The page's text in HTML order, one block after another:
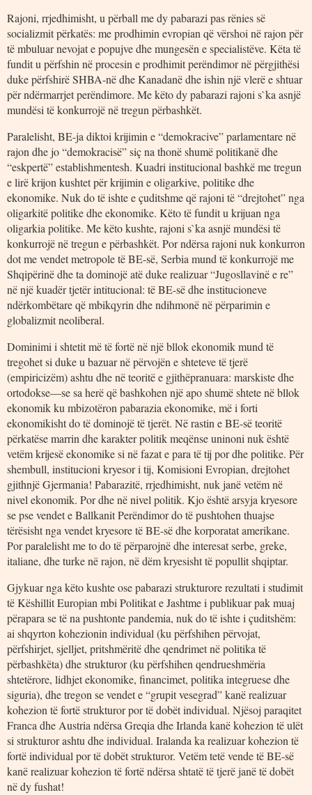
Rajoni, rrjedhimisht, u përball me dy pabarazi pas rënies së
socializmit përkatës: me prodhimin evropian që vërshoi në rajon për
të mbuluar nevojat e popujve dhe mungesën e specialistëve. Këta të
fundit u përfshin në procesin e prodhimit perëndimor në përgjithësi
duke përfshirë SHBA-në dhe Kanadanë dhe ishin një vlerë e shtuar
për ndërmarrjet perëndimore. Me këto dy pabarazi rajoni s`ka asnjë
mundësi të konkurrojë në tregun përbashkët.
Paralelisht, BE-ja diktoi krijimin e “demokracive” parlamentare në
rajon dhe jo “demokracisë” siç na thonë shumë politikanë dhe
“eskpertë” establishmentesh. Kuadri institucional bashkë me tregun
e lirë krijon kushtet për krijimin e oligarkive, politike dhe
ekonomike. Nuk do të ishte e çuditshme që rajoni të “drejtohet” nga
oligarkitë politike dhe ekonomike. Këto të fundit u krijuan nga
oligarkia politike. Me këto kushte, rajoni s`ka asnjë mundësi të
konkurrojë në tregun e përbashkët. Por ndërsa rajoni nuk konkurron
dot me vendet metropole të BE-së, Serbia mund të konkurrojë me
Shqipërinë dhe ta dominojë atë duke realizuar “Jugosllavinë e re”
në një kuadër tjetër intitucional: të BE-së dhe institucioneve
ndërkombëtare që mbikqyrin dhe ndihmonë në përparimin e
globalizmit neoliberal.
Dominimi i shtetit më të fortë në një bllok ekonomik mund të
tregohet si duke u bazuar në përvojën e shteteve të tjerë
(empiricizëm) ashtu dhe në teoritë e gjithëpranuara: marskiste dhe
ortodokse—se sa herë që bashkohen një apo shumë shtete në bllok
ekonomik ku mbizotëron pabarazia ekonomike, më i forti
ekonomikisht do të dominojë të tjerët. Në rastin e BE-së teoritë
përkatëse marrin dhe karakter politik meqënse uninoni nuk është
vetëm krijesë ekonomike si në fazat e para të tij por dhe politike. Për
shembull, institucioni kryesor i tij, Komisioni Evropian, drejtohet
gjithnjë Gjermania! Pabarazitë, rrjedhimisht, nuk janë vetëm në
nivel ekonomik. Por dhe në nivel politik. Kjo është arsyja kryesore
se pse vendet e Ballkanit Perëndimor do të pushtohen thuajse
tërësisht nga vendet kryesore të BE-së dhe korporatat amerikane.
Por paralelisht me to do të përparojnë dhe interesat serbe, greke,
italiane, dhe turke në rajon, në dëm kryesisht të popullit shqiptar.
Gjykuar nga këto kushte ose pabarazi strukturore rezultati i studimit
të Këshillit Europian mbi Politikat e Jashtme i publikuar pak muaj
përapara se të na pushtonte pandemia, nuk do të ishte i çuditshëm:
ai shqyrton kohezionin individual (ku përfshihen përvojat,
përfshirjet, sjelljet, pritshmëritë dhe qendrimet në politika të
përbashkëta) dhe strukturor (ku përfshihen qendrueshmëria
shtetërore, lidhjet ekonomike, financimet, politika integruese dhe
siguria), dhe tregon se vendet e “grupit vesegrad” kanë realizuar
kohezion të fortë strukturor por të dobët individual. Njësoj paraqitet
Franca dhe Austria ndërsa Greqia dhe Irlanda kanë kohezion të ulët
si strukturor ashtu dhe individual. Iralanda ka realizuar kohezion të
fortë individual por të dobët strukturor. Vetëm tetë vende të BE-së
kanë realizuar kohezion të fortë ndërsa shtatë të tjerë janë të dobët
në dy fushat!